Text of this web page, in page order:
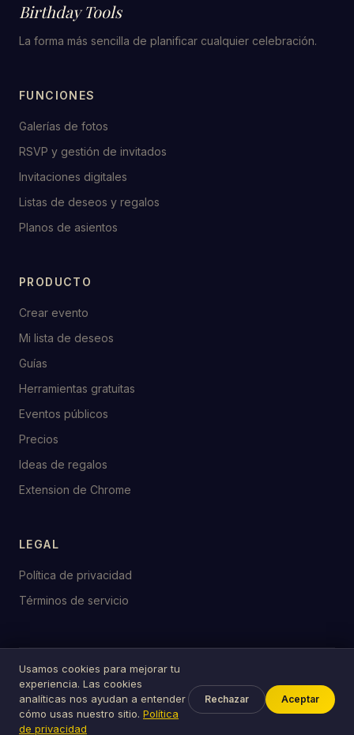
Birthday Tools
La forma más sencilla de planificar cualquier celebración.
FUNCIONES
Galerías de fotos
RSVP y gestión de invitados
Invitaciones digitales
Listas de deseos y regalos
Planos de asientos
PRODUCTO
Crear evento
Mi lista de deseos
Guías
Herramientas gratuitas
Eventos públicos
Precios
Ideas de regalos
Extension de Chrome
LEGAL
Política de privacidad
Términos de servicio
© 2026 birthday.tools
Hecho con ♥ para celebraciones en todo el mundo
Usamos cookies para mejorar tu
experiencia. Las cookies
analíticas nos ayudan a entender
cómo usas nuestro sitio. Política
de privacidad
Rechazar Aceptar